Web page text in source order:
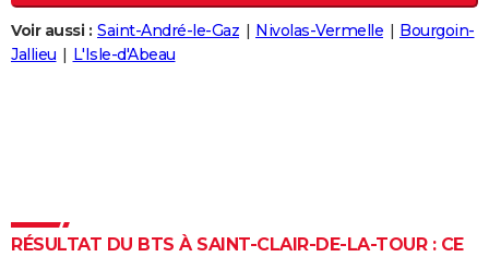
Destinations
City break
Voyage nature
Voyage de noces
Forum
Climat
+
PHOTO
Dictionnaire
Biographies
Citations
Expressions
Proverbes
PROGRAMME TV
Voir aussi : Saint-André-le-Gaz Nivolas-Vermelle
Bourgoin-
Jallieu
L'Isle-d'Abeau
RÉSULTAT DU BTS À SAINT-CLAIR-DE-LA-TOUR : CE